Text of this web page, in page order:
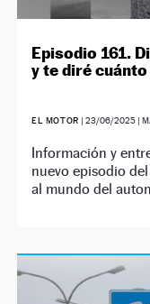
Episodio 161.
y te diré
EL MOTOR | 23/06/2025|
Información y
nuevo episodio
al mundo del